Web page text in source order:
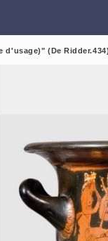
d'usage)" (De